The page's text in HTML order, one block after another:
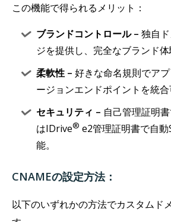
この機能で得られるメリット：
ブランドコントロール – 独自
ジを提供し、完全なブランド体
柔軟性 – 好きな命名規則でア
ージョンエンドポイントを統合
セキュリティ – 自己管理証明
はIDrive® e2管理証明書で自
能。
CNAMEの設定方法：
以下のいずれかの方法でカスタムド